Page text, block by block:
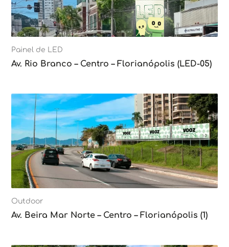
Painel de LED
Av. Rio Branco – Centro – Florianópolis (LED-05)
Outdoor
Av. Beira Mar Norte – Centro – Florianópolis (1)